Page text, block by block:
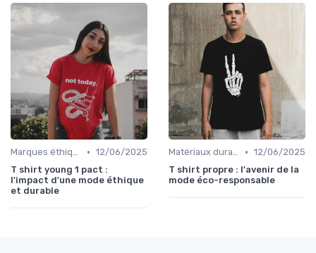
Marques éthiques • 12/06/2025
T shirt young 1 pact :
l'impact d'une mode éthique
et durable
Matériaux durables • 12/06/2025
T shirt propre : l'avenir de la
mode éco-responsable